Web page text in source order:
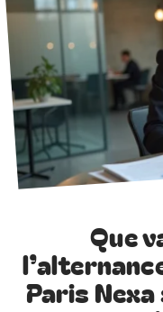
Que
Paris Nexa